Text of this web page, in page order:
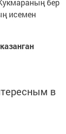
бер
исемен
в